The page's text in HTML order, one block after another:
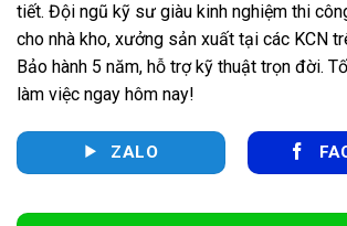
tiết. Đội ngũ kỹ sư giàu kinh nghiệm thi
cho nhà kho, xưởng sản xuất tại các KCN
Bảo hành 5 năm, hỗ trợ kỹ thuật trọn đời.
làm việc ngay hôm nay!
ZALO